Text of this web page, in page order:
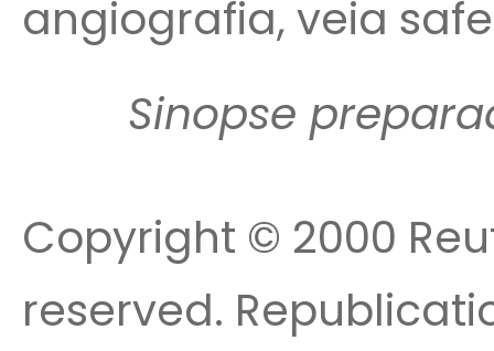
angiografia, veia
Sinopse
Copyright © 2000
reserved.